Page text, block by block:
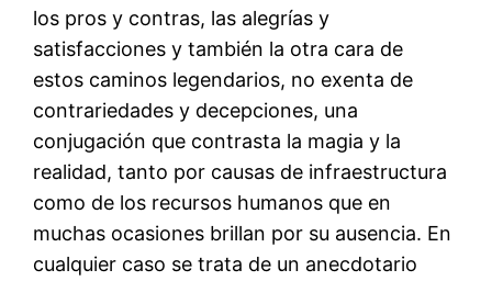
los pros y contras, las alegrías y
satisfacciones y también la otra cara de
estos caminos legendarios, no exenta de
contrariedades y decepciones, una
conjugación que contrasta la magia y la
realidad, tanto por causas de infraestructura
como de los recursos humanos que en
muchas ocasiones brillan por su ausencia. En
cualquier caso se trata de un anecdotario